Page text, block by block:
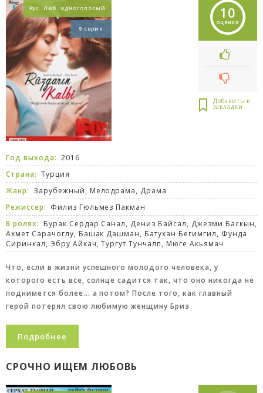
Рус. Люб. одноголосый
9 серия
10
оценка
Год выхода: 2016
Страна: Турция
Жанр: Зарубежный, Мелодрама, Драма
Режиссер: Филиз Гюльмез Пакман
В ролях: Бурак Сердар Санал, Дениз Байсал, Джезми Баскын,
Ахмет Сарачоглу, Башак Дашман, Батухан Бегимгил, Фунда
Сиринкал, Эбру Айкач, Тургут Тунчалп, Мюге Акьямач
Что, если в жизни успешного молодого человека, у
которого есть все, солнце садится так, что оно никогда не
поднимется более... а потом? После того, как главный
герой потерял свою любимую женщину Бриз
Подробнее
СРОЧНО ИЩЕМ ЛЮБОВЬ